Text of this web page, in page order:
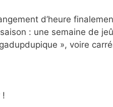
d’heure
: une semaine de
», voire
!